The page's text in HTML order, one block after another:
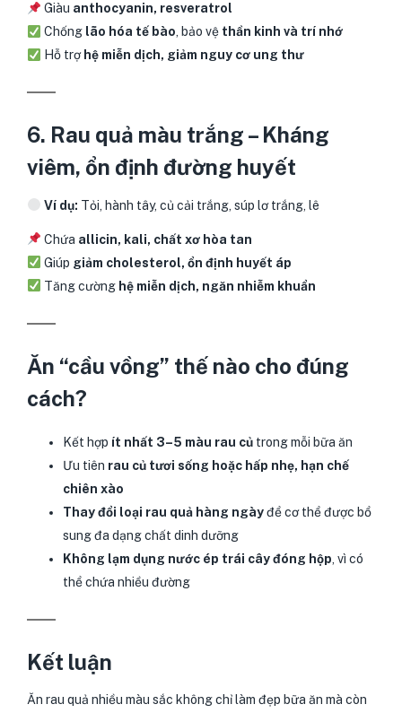
Giàu anthocyanin, resveratrol
Chống lão hóa tế bào , bảo vệ thần kinh và trí nhớ
Hỗ trợ hệ miễn dịch, giảm nguy cơ ung thư
6. Rau quả màu trắng – Kháng
viêm, ổn định đường huyết
Ví dụ: Tỏi, hành tây, củ cải trắng, súp lơ trắng, lê
Chứa allicin, kali, chất xơ hòa tan
Giúp giảm cholesterol, ổn định huyết áp
Tăng cường hệ miễn dịch, ngăn nhiễm khuẩn
Ăn “cầu vồng” thế nào cho đúng
cách?
Kết hợp ít nhất 3–5 màu rau củ trong mỗi bữa ăn
Ưu tiên rau củ tươi sống hoặc hấp nhẹ, hạn chế
chiên xào
Thay đổi loại rau quả hàng ngàyđể cơ thể được bổ
sung đa dạng chất dinh dưỡng
Không lạm dụng nước ép trái cây đóng hộp , vì có
thể chứa nhiều đường
Kết luận
Ăn rau quả nhiều màu sắc không chỉ làm đẹp bữa ăn mà còn